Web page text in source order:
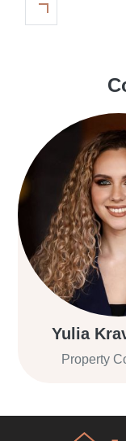
Yulia
Property